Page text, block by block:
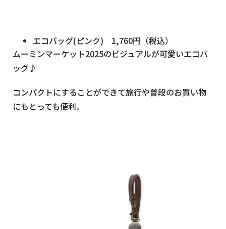
エコバッグ(ピンク) 1,760円（税込）
ムーミンマーケット2025のビジュアルが可愛いエコバ
ッグ♪
コンパクトにすることができて旅行や普段のお買い物
にもとっても便利。